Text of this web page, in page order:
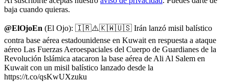
baja cuando quieras.
@ElOjoEn (El Ojo): 🇮🇷⚠️🇰🇼🇺🇸 Irán lanzó misil balístico
contra base aérea estadounidense en Kuwait en respuesta a ataque
aéreo Las Fuerzas Aeroespaciales del Cuerpo de Guardianes de la
Revolución Islámica atacaron la base aérea de Ali Al Salem en
Kuwait con un misil balístico lanzado desde la
https://t.co/qsKwUXzuku